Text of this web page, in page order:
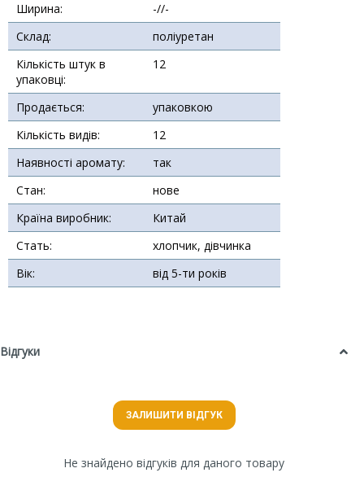
Ширина:
-//-
Склад:
поліуретан
Кількість штук в
упаковці:
12
Продається:
упаковкою
Кількість видів:
12
Наявності аромату:
так
Стан:
нове
Країна виробник:
Китай
Стать:
хлопчик, дівчинка
Вік:
від 5-ти років
Відгуки
ЗАЛИШИТИ ВІДГУК
Не знайдено відгуків для даного товару